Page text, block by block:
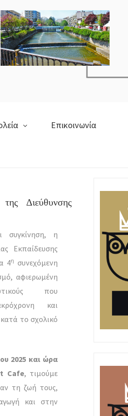
Επικοινωνία
Διεύθυνσης
συγκίνηση, η
Εκπαίδευσης
4η συνεχόμενη
αφιερωμένη
που
και
το σχολικό
2025 και ώρα
Cafe, τιμούμε
τη ζωή τους,
και στην